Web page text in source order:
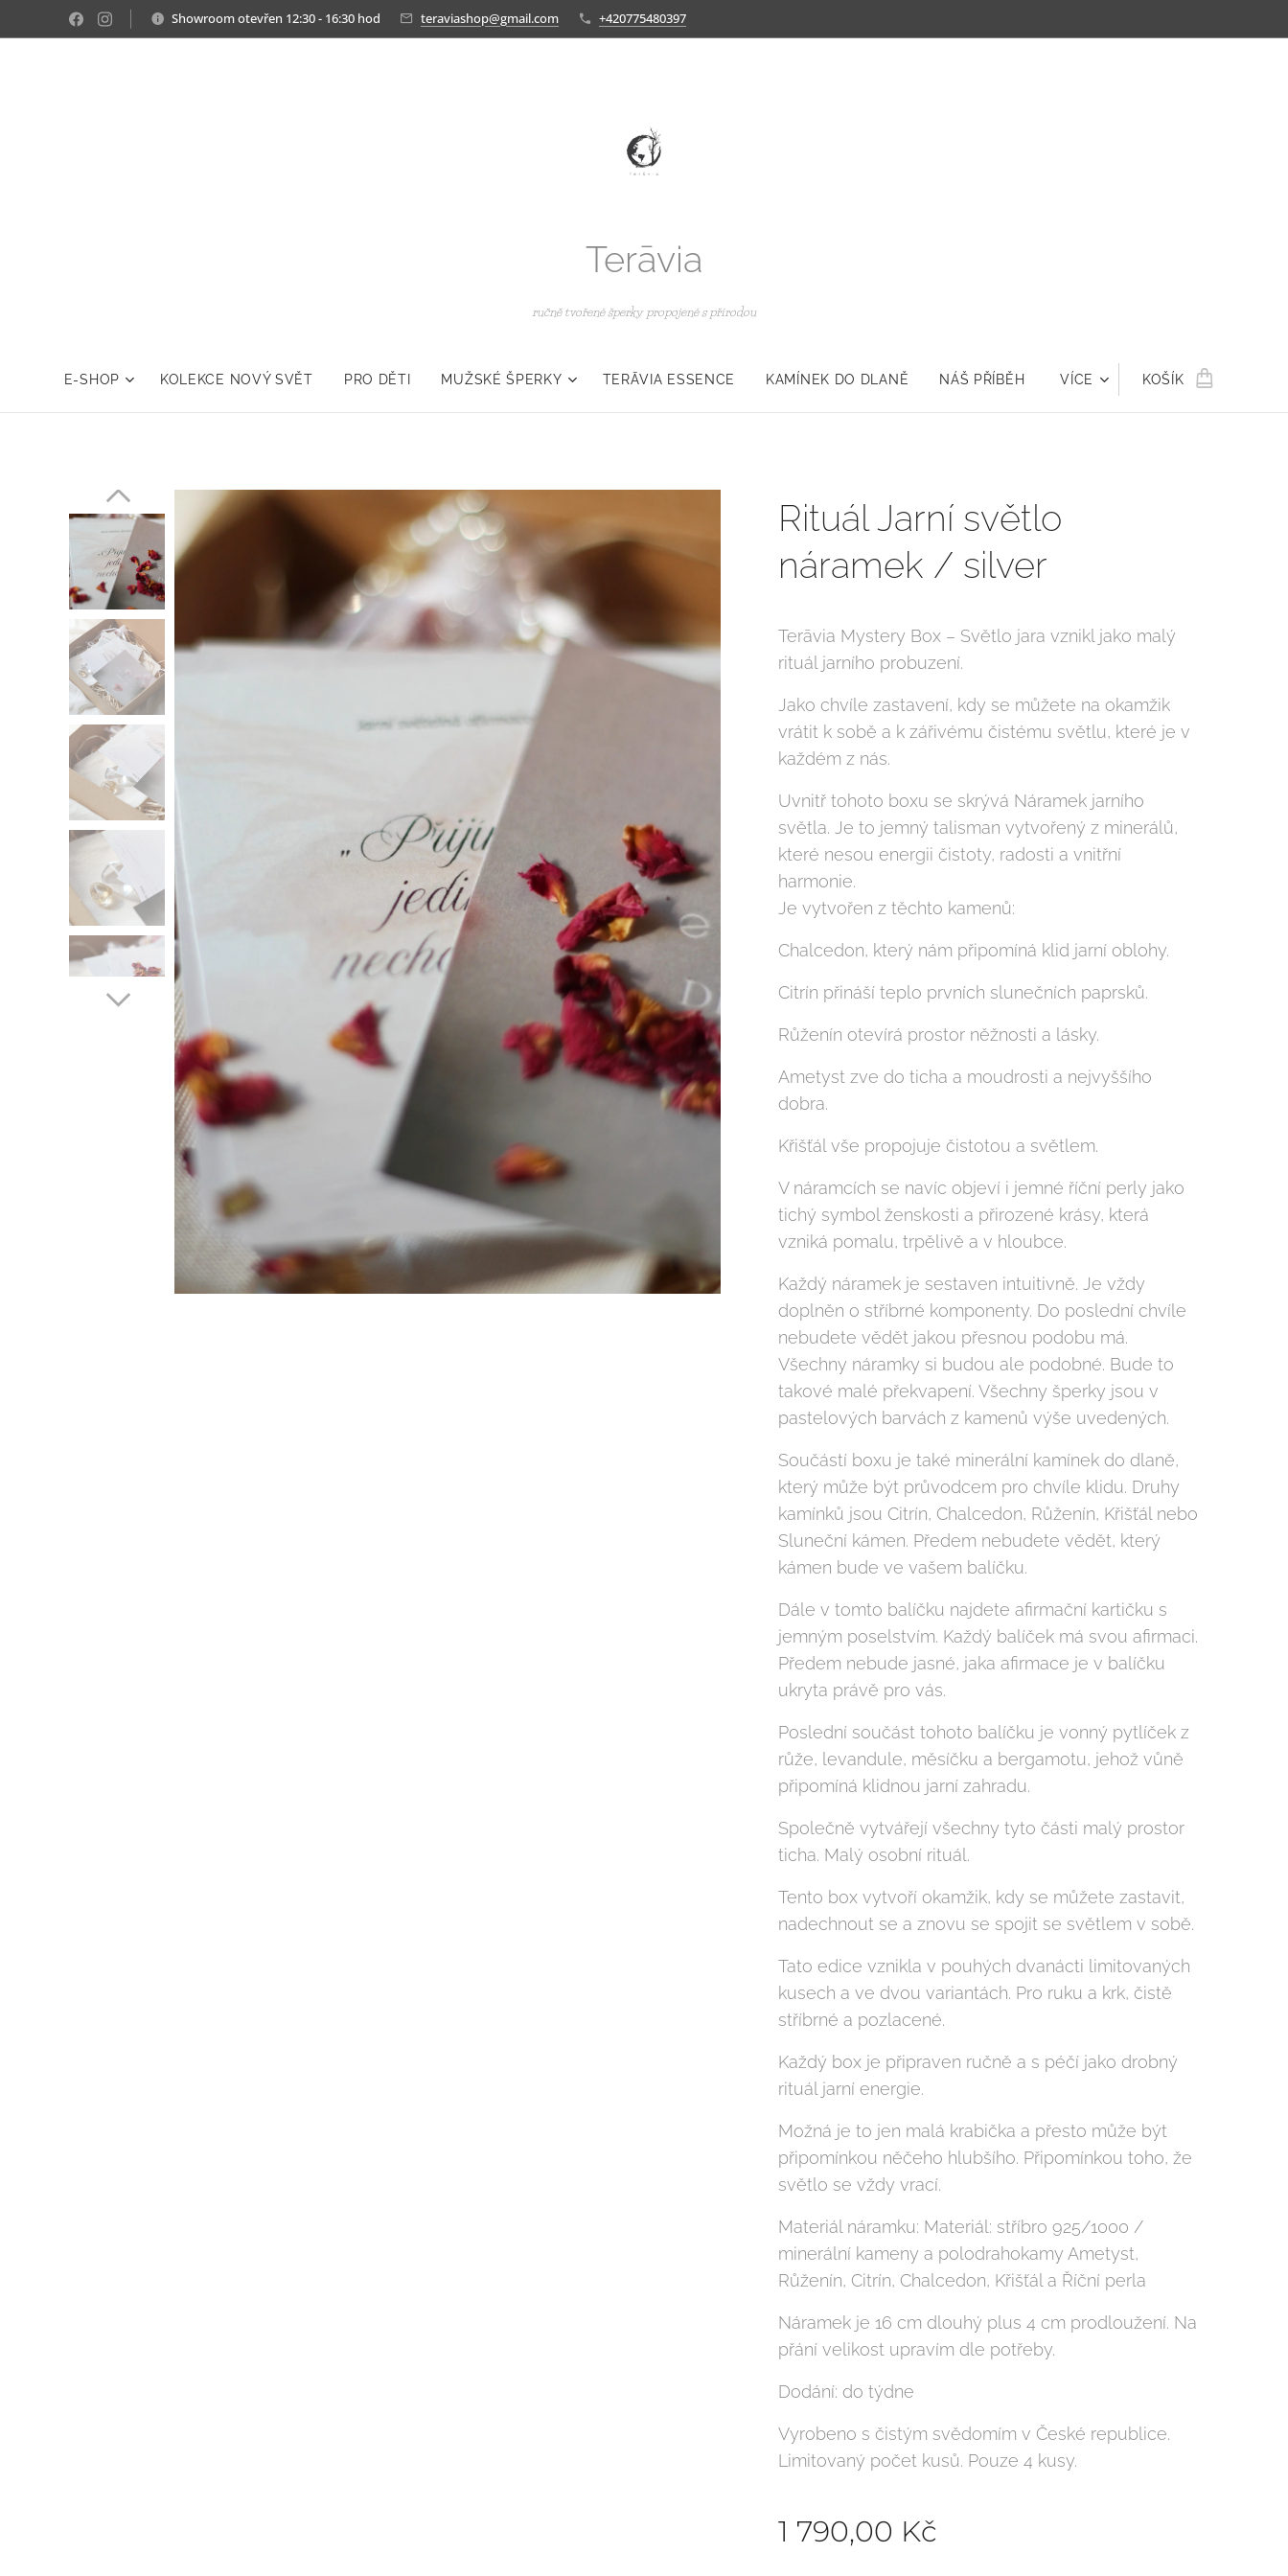
Showroom otevřen 12:30 - 16:30 hod teraviashop@gmail.com +420775480397
Terāvia
ručně tvořené šperky propojené s přírodou
E-SHOP KOLEKCE NOVÝ SVĚT PRO DĚTI MUŽSKÉ ŠPERKY TERĀVIA ESSENCE KAMÍNEK DO DLANĚ NÁŠ PŘÍBĚH VÍCE KOŠÍK
Rituál Jarní světlo
náramek / silver
Terāvia Mystery Box – Světlo jara vznikl jako malý
rituál jarního probuzení.
Jako chvíle zastavení, kdy se můžete na okamžik
vrátit k sobě a k zářivému čistému světlu, které je v
každém z nás.
Uvnitř tohoto boxu se skrývá Náramek jarního
světla. Je to jemný talisman vytvořený z minerálů,
které nesou energii čistoty, radosti a vnitřní
harmonie.
Je vytvořen z těchto kamenů:
Chalcedon, který nám připomíná klid jarní oblohy.
Citrín přináší teplo prvních slunečních paprsků.
Růženín otevírá prostor něžnosti a lásky.
Ametyst zve do ticha a moudrosti a nejvyššího
dobra.
Křišťál vše propojuje čistotou a světlem.
V náramcích se navíc objeví i jemné říční perly jako
tichý symbol ženskosti a přirozené krásy, která
vzniká pomalu, trpělivě a v hloubce.
Každý náramek je sestaven intuitivně. Je vždy
doplněn o stříbrné komponenty. Do poslední chvíle
nebudete vědět jakou přesnou podobu má.
Všechny náramky si budou ale podobné. Bude to
takové malé překvapení. Všechny šperky jsou v
pastelových barvách z kamenů výše uvedených.
Součástí boxu je také minerální kamínek do dlaně,
který může být průvodcem pro chvíle klidu. Druhy
kamínků jsou Citrín, Chalcedon, Růženín, Křišťál nebo
Sluneční kámen. Předem nebudete vědět, který
kámen bude ve vašem balíčku.
Dále v tomto balíčku najdete afirmační kartičku s
jemným poselstvím. Každý balíček má svou afirmaci.
Předem nebude jasné, jaka afirmace je v balíčku
ukryta právě pro vás.
Poslední součást tohoto balíčku je vonný pytlíček z
růže, levandule, měsíčku a bergamotu, jehož vůně
připomíná klidnou jarní zahradu.
Společně vytvářejí všechny tyto části malý prostor
ticha. Malý osobní rituál.
Tento box vytvoří okamžik, kdy se můžete zastavit,
nadechnout se a znovu se spojit se světlem v sobě.
Tato edice vznikla v pouhých dvanácti limitovaných
kusech a ve dvou variantách. Pro ruku a krk, čistě
stříbrné a pozlacené.
Každý box je připraven ručně a s péčí jako drobný
rituál jarní energie.
Možná je to jen malá krabička a přesto může být
připomínkou něčeho hlubšího. Připomínkou toho, že
světlo se vždy vrací.
Materiál náramku: Materiál: stříbro 925/1000 /
minerální kameny a polodrahokamy Ametyst,
Růženín, Citrín, Chalcedon, Křišťál a Říční perla
Náramek je 16 cm dlouhý plus 4 cm prodloužení. Na
přání velikost upravím dle potřeby.
Dodání: do týdne
Vyrobeno s čistým svědomím v České republice.
Limitovaný počet kusů. Pouze 4 kusy.
1 790,00 Kč